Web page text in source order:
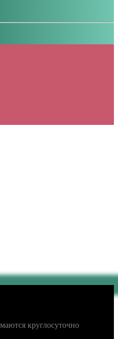
круглосуточно